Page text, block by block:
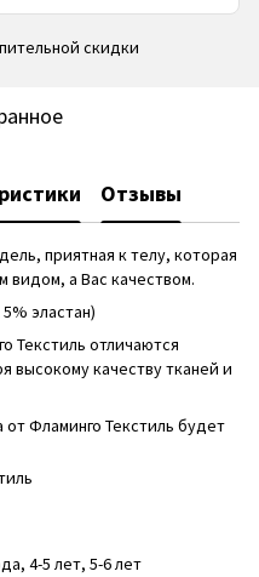
скидки
Отзывы
приятная к телу, которая
видом, а Вас качеством.
эластан)
Текстиль отличаются
высокому качеству тканей и
Фламинго Текстиль будет
, 4-5 лет, 5-6 лет